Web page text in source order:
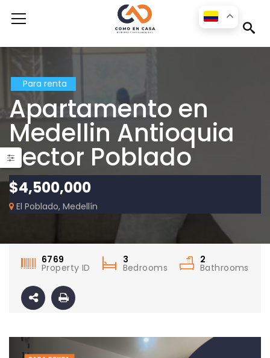
Para renta
Apartamento en
Medellin Antioquia
sector Poblado
$4,500,000
El Poblado, Medellín
6769
Property ID
3
Bedrooms
2
Bathrooms